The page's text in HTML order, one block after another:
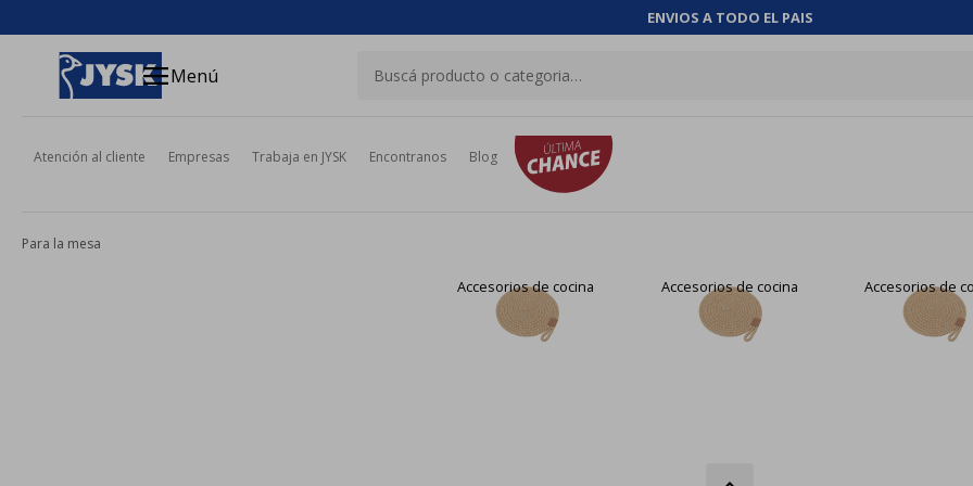
ENVIOS A TODO EL PAIS
menuMenú
Atención al cliente Empresas Trabaja en JYSK Encontranos Blog
Para la mesa
Accesorios de cocina Accesorios de cocina Accesorios de
close